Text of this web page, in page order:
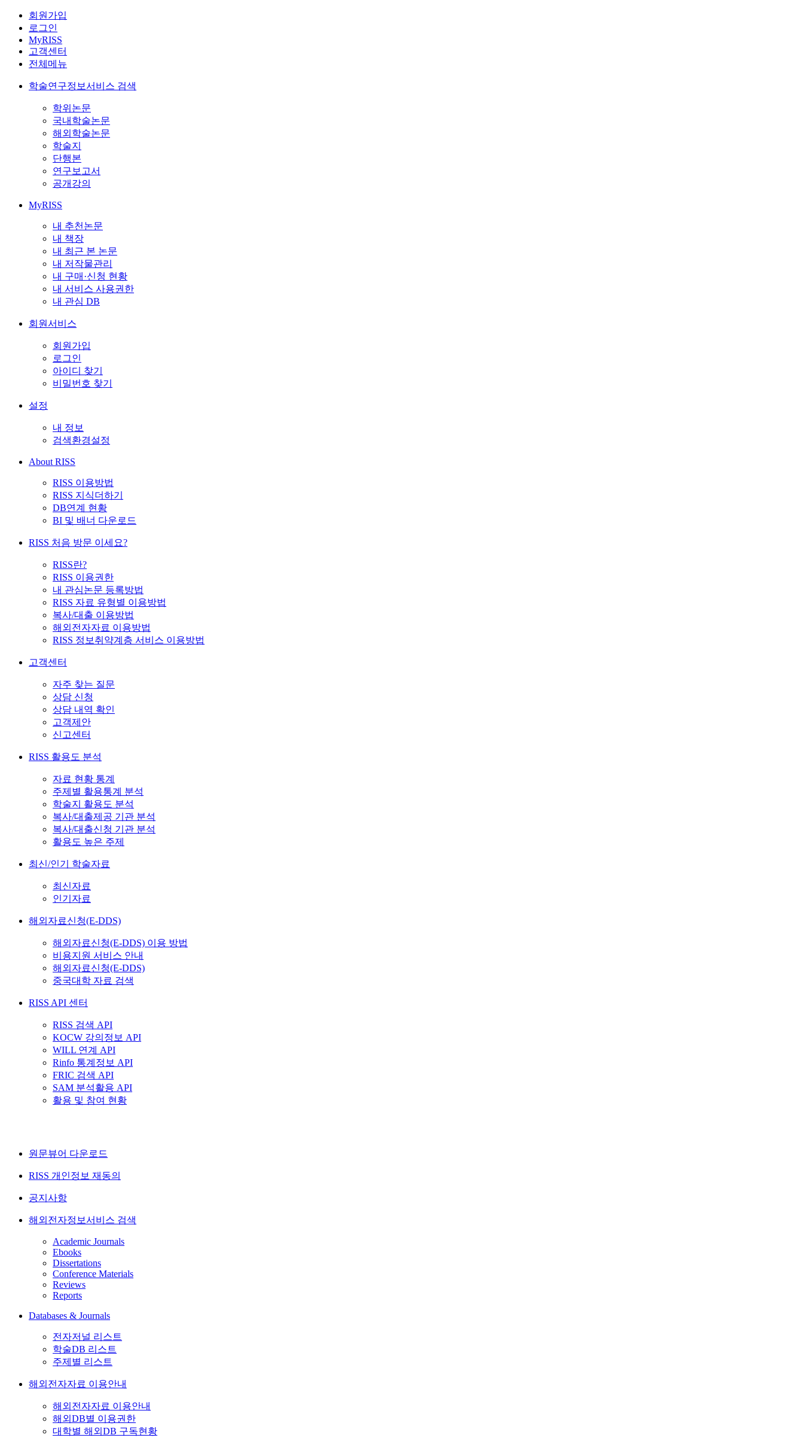
회원가입
로그인
MyRISS
고객센터
전체메뉴
학술연구정보서비스 검색
학위논문
국내학술논문
해외학술논문
학술지
단행본
연구보고서
공개강의
MyRISS
내 추천논문
내 책장
내 최근 본 논문
내 저작물관리
내 구매·신청 현황
내 서비스 사용권한
내 관심 DB
회원서비스
회원가입
로그인
아이디 찾기
비밀번호 찾기
설정
내 정보
검색환경설정
About RISS
RISS 이용방법
RISS 지식더하기
DB연계 현황
BI 및 배너 다운로드
RISS 처음 방문 이세요?
RISS란?
RISS 이용권한
내 관심논문 등록방법
RISS 자료 유형별 이용방법
복사/대출 이용방법
해외전자자료 이용방법
RISS 정보취약계층 서비스 이용방법
고객센터
자주 찾는 질문
상담 신청
상담 내역 확인
고객제안
신고센터
RISS 활용도 분석
자료 현황 통계
주제별 활용통계 분석
학술지 활용도 분석
복사/대출제공 기관 분석
복사/대출신청 기관 분석
활용도 높은 주제
최신/인기 학술자료
최신자료
인기자료
해외자료신청(E-DDS)
해외자료신청(E-DDS) 이용 방법
비용지원 서비스 안내
해외자료신청(E-DDS)
중국대학 자료 검색
RISS API 센터
RISS 검색 API
KOCW 강의정보 API
WILL 연계 API
Rinfo 통계정보 API
FRIC 검색 API
SAM 분석활용 API
활용 및 참여 현황
원문뷰어 다운로드
RISS 개인정보 재동의
공지사항
해외전자정보서비스 검색
Academic Journals
Ebooks
Dissertations
Conference Materials
Reviews
Reports
Databases & Journals
전자저널 리스트
학술DB 리스트
주제별 리스트
해외전자자료 이용안내
해외전자자료 이용안내
해외DB별 이용권한
대학별 해외DB 구독현황